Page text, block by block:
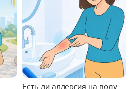
Есть ли аллергия на воду